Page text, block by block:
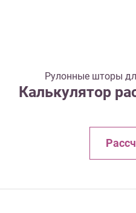
Рулонные шторы
Калькулятор